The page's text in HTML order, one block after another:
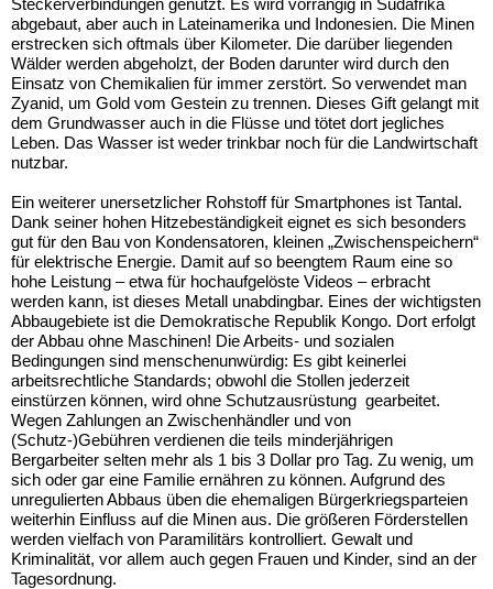
abgebaut, aber auch in Lateinamerika und Indonesien. Die Minen
erstrecken sich oftmals über Kilometer. Die darüber liegenden
Wälder werden abgeholzt, der Boden darunter wird durch den
Einsatz von Chemikalien für immer zerstört. So verwendet man
Zyanid, um Gold vom Gestein zu trennen. Dieses Gift gelangt mit
dem Grundwasser auch in die Flüsse und tötet dort jegliches
Leben. Das Wasser ist weder trinkbar noch für die Landwirtschaft
nutzbar.
Ein weiterer unersetzlicher Rohstoff für Smartphones ist Tantal.
Dank seiner hohen Hitzebeständigkeit eignet es sich besonders
gut für den Bau von Kondensatoren, kleinen „Zwischenspeichern“
für elektrische Energie. Damit auf so beengtem Raum eine so
hohe Leistung – etwa für hochaufgelöste Videos – erbracht
werden kann, ist dieses Metall unabdingbar. Eines der wichtigsten
Abbaugebiete ist die Demokratische Republik Kongo. Dort erfolgt
der Abbau ohne Maschinen! Die Arbeits- und sozialen
Bedingungen sind menschenunwürdig: Es gibt keinerlei
arbeitsrechtliche Standards; obwohl die Stollen jederzeit
einstürzen können, wird ohne Schutzausrüstung gearbeitet.
Wegen Zahlungen an Zwischenhändler und von
(Schutz-)Gebühren verdienen die teils minderjährigen
Bergarbeiter selten mehr als 1 bis 3 Dollar pro Tag. Zu wenig, um
sich oder gar eine Familie ernähren zu können. Aufgrund des
unregulierten Abbaus üben die ehemaligen Bürgerkriegsparteien
weiterhin Einfluss auf die Minen aus. Die größeren Förderstellen
werden vielfach von Paramilitärs kontrolliert. Gewalt und
Kriminalität, vor allem auch gegen Frauen und Kinder, sind an der
Tagesordnung.